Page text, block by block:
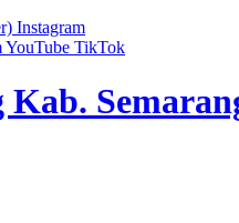
Instagram
YouTube TikTok
Kab.